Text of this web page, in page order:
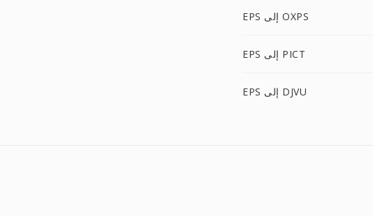
EPS إلى OXPS
EPS إلى PICT
EPS إلى DJVU